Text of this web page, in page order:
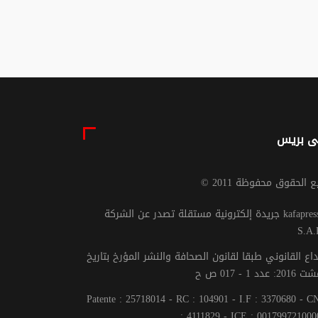
بريس
الحقوق محفوظة 2011
جريدة إلكترونية مستقلة تصدر عن الشركة kafapresse -
القانوني طبقا لقانون الصحافة والنشر المؤرخ بتاريخ
Patente : 25718014 - RC : 104901 - I.F : 3370680 -